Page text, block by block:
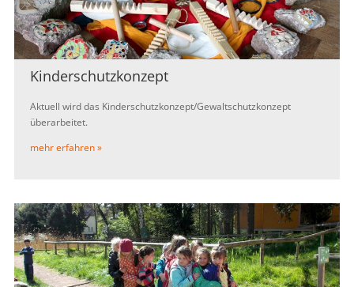
Kinderschutzkonzept
Aktuell wird das Kinderschutzkonzept/Gewaltschutzkonzept
überarbeitet.
mehr erfahren »